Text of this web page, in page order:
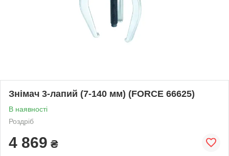
Знімач 3-лапий (7-140 мм) (FORCE 66625)
В наявності
Роздріб
4 869 ₴